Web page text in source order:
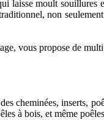
laisse moult
non
vous propose de
cheminées,
à bois, et même